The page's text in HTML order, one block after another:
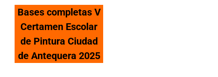
Bases completas V
Certamen Escolar
de Pintura Ciudad
de Antequera 2025